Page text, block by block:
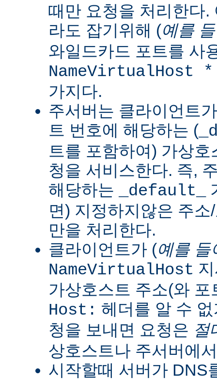
때만 요청을 처리한다.
라도 잡기위해 (예를
와일드카드 포트를 사
NameVirtualHost *
가지다.
주서버는 클라이언트
트 번호에 해당하는 (
트를 포함하여) 가상
청을 서비스한다. 즉,
해당하는
_default_
면) 지정하지않은 주
만을 처리한다.
클라이언트가 (예를 들
NameVirtualHost
가상호스트 주소(와
Host: 헤더를 알 수
청을 보내면 요청은 절
상호스트나 주서버에
시작할때 서버가 DNS